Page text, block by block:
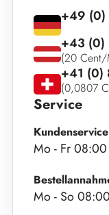
Service
Mo - Fr
Mo - So
+49 (0)
+43
(20 Cent/
+41
(0,0807